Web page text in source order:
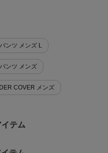
ンツ メンズ L
ンツ メンズ
COVER メンズ
テム